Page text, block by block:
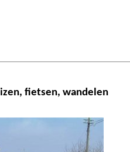
fietsen, wandelen